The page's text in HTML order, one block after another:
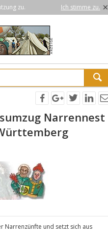
zu. Ich stimme zu. ×
Narrennest
Narrenzünfte und setzt sich aus